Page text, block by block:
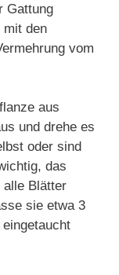
Gattung
mit den
vom
aus
und drehe es
oder sind
das
alle Blätter
sie etwa 3